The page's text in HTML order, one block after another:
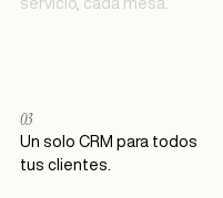
03
Un solo CRM para todos
tus clientes.